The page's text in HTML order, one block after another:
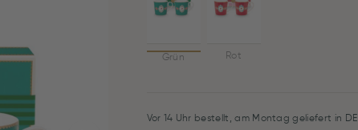
Grün Rot
Vor 14 Uhr bestellt, am Montag geliefert in DE